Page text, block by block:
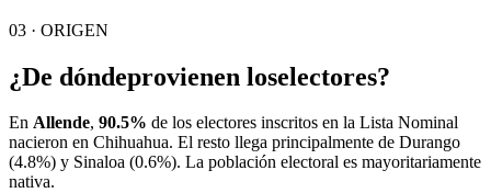
03 · ORIGEN
¿De dóndeprovienen loselectores?
En Allende, 90.5% de los electores inscritos en la Lista Nominal
nacieron en Chihuahua. El resto llega principalmente de Durango
(4.8%) y Sinaloa (0.6%). La población electoral es mayoritariamente
nativa.